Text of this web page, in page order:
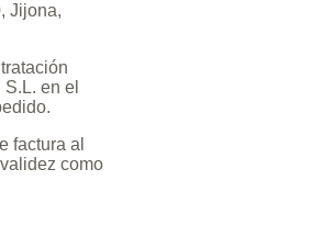
Jijona,
en el
factura al
como